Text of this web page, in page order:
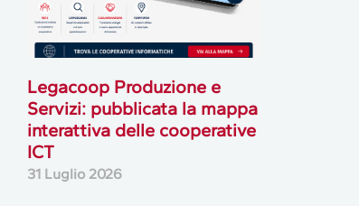
Legacoop Produzione e
Servizi: pubblicata la mappa
interattiva delle cooperative
ICT
31 Luglio 2026